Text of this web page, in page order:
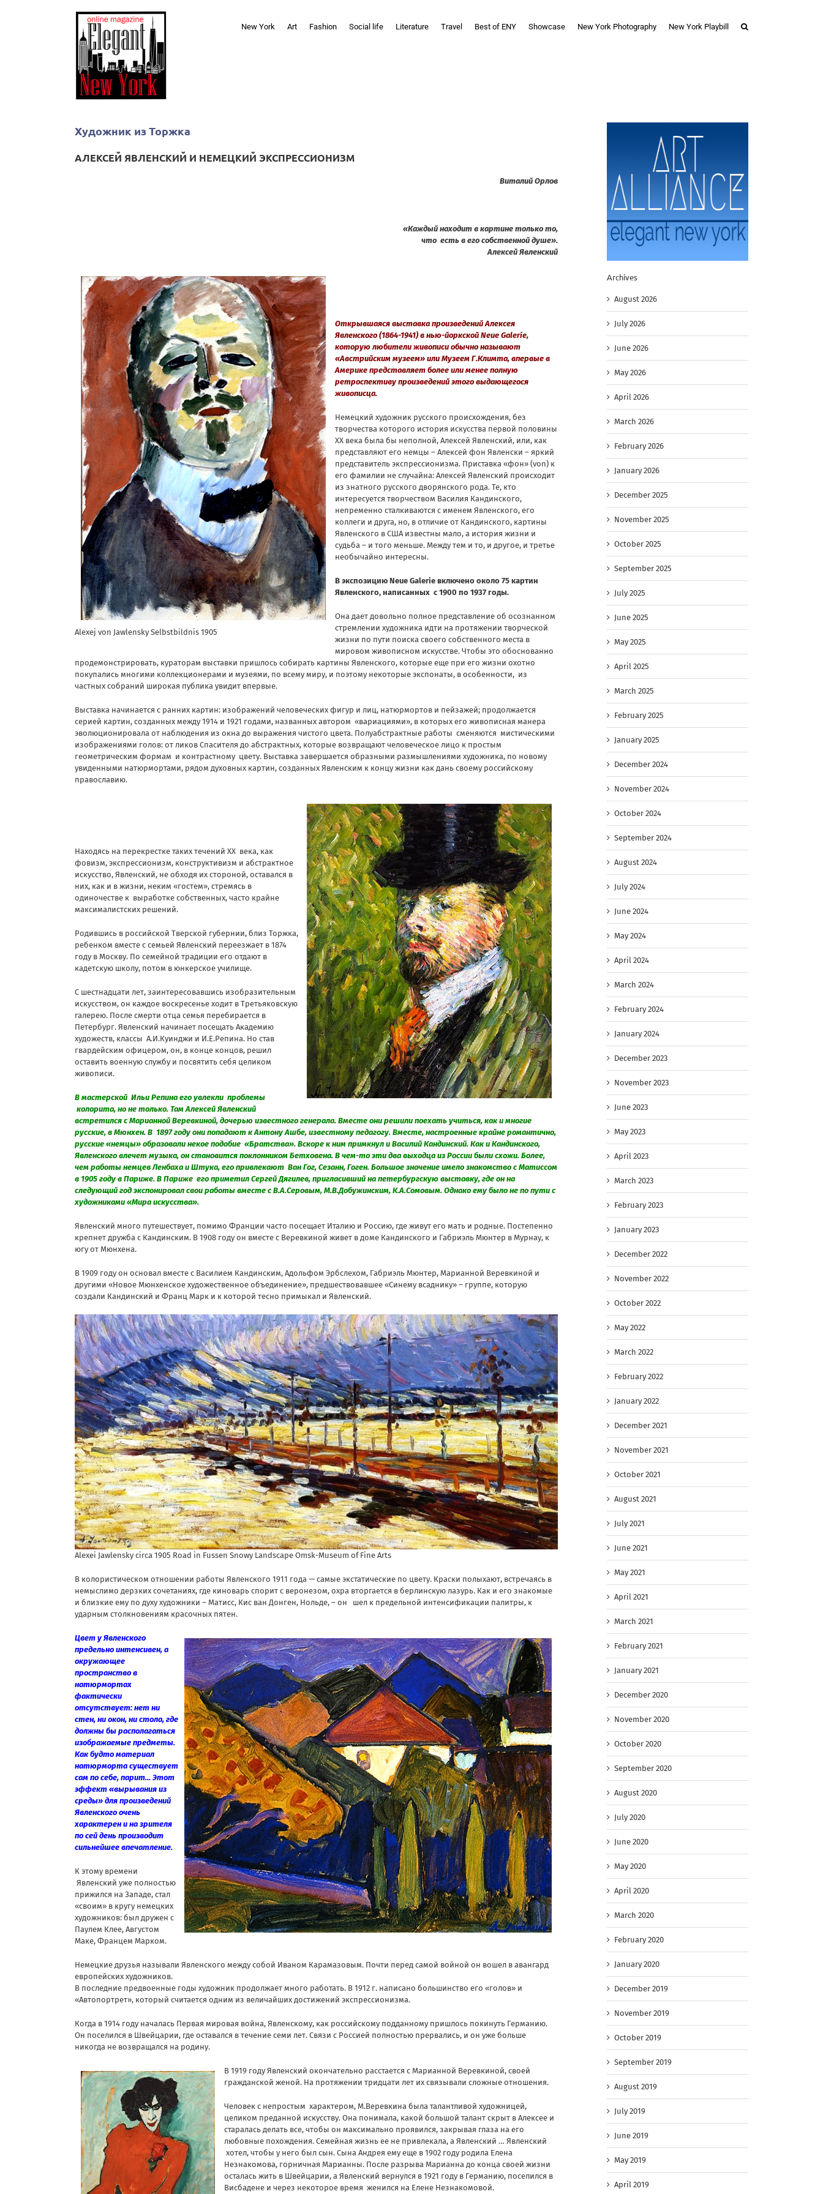
New York Art Fashion Social life Literature Travel Best of ENY Showcase New York Photography New York Playbill
Художник из Торжка
АЛЕКСЕЙ ЯВЛЕНСКИЙ И НЕМЕЦКИЙ ЭКСПРЕССИОНИЗМ
Виталий Орлов
«Каждый находит в картине только то,
что есть в его собственной душе».
Алексей Явленский
Alexej von Jawlensky Selbstbildnis 1905
Открывшаяся выставка произведений Алексея
Явленского (1864-1941) в нью-йоркской Neue Galerie,
которую любители живописи обычно называют
«Австрийским музеем» или Музеем Г.Климта, впервые в
Америке представляет более или менее полную
ретроспективу произведений этого выдающегося
живописца.
Немецкий художник русского происхождения, без
творчества которого история искусства первой половины
ХХ века была бы неполной, Алексей Явленский, или, как
представляют его немцы – Алексей фон Явленски – яркий
представитель экспрессионизма. Приставка «фон» (von) к
его фамилии не случайна: Алексей Явленский происходит
из знатного русского дворянского рода. Те, кто
интересуется творчеством Василия Кандинского,
непременно сталкиваются с именем Явленского, его
коллеги и друга, но, в отличие от Кандинского, картины
Явленского в США известны мало, а история жизни и
судьба – и того меньше. Между тем и то, и другое, и третье
необычайно интересны.
В экспозицию Neue Galerie включено около 75 картин
Явленского, написанных с 1900 по 1937 годы.
Она дает довольно полное представление об осознанном
стремлении художника идти на протяжении творческой
жизни по пути поиска своего собственного места в
мировом живописном искусстве. Чтобы это обоснованно
продемонстрировать, кураторам выставки пришлось собирать картины Явленского, которые еще при его жизни охотно
покупались многими коллекционерами и музеями, по всему миру, и поэтому некоторые экспонаты, в особенности, из
частных собраний широкая публика увидит впервые.
Выставка начинается с ранних картин: изображений человеческих фигур и лиц, натюрмортов и пейзажей; продолжается
серией картин, созданных между 1914 и 1921 годами, названных автором «вариациями», в которых его живописная манера
эволюционировала от наблюдения из окна до выражения чистого цвета. Полуабстрактные работы сменяются мистическими
изображениями голов: от ликов Спасителя до абстрактных, которые возвращают человеческое лицо к простым
геометрическим формам и контрастному цвету. Выставка завершается образными размышлениями художника, по новому
увиденными натюрмортами, рядом духовных картин, созданных Явленским к концу жизни как дань своему российскому
православию.
Находясь на перекрестке таких течений ХХ века, как
фовизм, экспрессионизм, конструктивизм и абстрактное
искусство, Явленский, не обходя их стороной, оставался в
них, как и в жизни, неким «гостем», стремясь в
одиночестве к выработке собственных, часто крайне
максималистских решений.
Родившись в российской Тверской губернии, близ Торжка,
ребенком вместе с семьей Явленский переезжает в 1874
году в Москву. По семейной традиции его отдают в
кадетскую школу, потом в юнкерское училище.
С шестнадцати лет, заинтересовавшись изобразительным
искусством, он каждое воскресенье ходит в Третьяковскую
галерею. После смерти отца семья перебирается в
Петербург. Явленский начинает посещать Академию
художеств, классы А.И.Куинджи и И.Е.Репина. Но став
гвардейским офицером, он, в конце концов, решил
оставить военную службу и посвятить себя целиком
живописи.
В мастерской Ильи Репина его увлекли проблемы
колорита, но не только. Там Алексей Явленский
встретился с Марианной Веревкиной, дочерью известного генерала. Вместе они решили поехать учиться, как и многие
русские, в Мюнхен. В 1897 году они попадают к Антону Ашбе, известному педагогу. Вместе, настроенные крайне романтично,
русские «немцы» образовали некое подобие «Братства». Вскоре к ним примкнул и Василий Кандинский. Как и Кандинского,
Явленского влечет музыка, он становится поклонником Бетховена. В чем-то эти два выходца из России были схожи. Более,
чем работы немцев Ленбаха и Штука, его привлекают Ван Гог, Сезанн, Гоген. Большое значение имело знакомство с Матиссом
в 1905 году в Париже. В Париже его приметил Сергей Дягилев, пригласивший на петербургскую выставку, где он на
следующий год экспонировал свои работы вместе с В.А.Серовым, М.В.Добужинским, К.А.Сомовым. Однако ему было не по пути с
художниками «Мира искусства».
Явленский много путешествует, помимо Франции часто посещает Италию и Россию, где живут его мать и родные. Постепенно
крепнет дружба с Кандинским. В 1908 году он вместе с Веревкиной живет в доме Кандинского и Габриэль Мюнтер в Мурнау, к
югу от Мюнхена.
В 1909 году он основал вместе с Василием Кандинским, Адольфом Эрбслехом, Габриэль Мюнтер, Марианной Веревкиной и
другими «Новое Мюнхенское художественное объединение», предшествовавшее «Синему всаднику» – группе, которую
создали Кандинский и Франц Марк и к которой тесно примыкал и Явленский.
Alexei Jawlensky circa 1905 Road in Fussen Snowy Landscape Omsk-Museum of Fine Arts
В колористическом отношении работы Явленского 1911 года — самые экстатические по цвету. Краски полыхают, встречаясь в
немыслимо дерзких сочетаниях, где киноварь спорит с веронезом, охра вторгается в берлинскую лазурь. Как и его знакомые
и близкие ему по духу художники – Матисс, Кис ван Донген, Нольде, – он шел к предельной интенсификации палитры, к
ударным столкновениям красочных пятен.
Цвет у Явленского
предельно интенсивен, а
окружающее
пространство в
натюрмортах
фактически
отсутствует: нет ни
стен, ни окон, ни стола, где
должны бы располагаться
изображаемые предметы.
Как будто материал
натюрморта существует
сам по себе, парит… Этот
эффект «вырывания из
среды» для произведений
Явленского очень
характерен и на зрителя
по сей день производит
сильнейшее впечатление.
К этому времени
Явленский уже полностью
прижился на Западе, стал
«своим» в кругу немецких
художников: был дружен с
Паулем Клее, Августом
Маке, Францем Марком.
Немецкие друзья называли Явленского между собой Иваном Карамазовым. Почти перед самой войной он вошел в авангард
европейских художников.
В последние предвоенные годы художник продолжает много работать. В 1912 г. написано большинство его «голов» и
«Автопортрет», который считается одним из величайших достижений экспрессионизма.
Когда в 1914 году началась Первая мировая война, Явленскому, как российскому подданному пришлось покинуть Германию.
Он поселился в Швейцарии, где оставался в течение семи лет. Связи с Россией полностью прервались, и он уже больше
никогда не возвращался на родину.
В 1919 году Явленский окончательно расстается с Марианной Веревкиной, своей
гражданской женой. На протяжении тридцати лет их связывали сложные отношения.
Человек с непростым характером, М.Веревкина была талантливой художницей,
целиком преданной искусству. Она понимала, какой большой талант скрыт в Алексее и
старалась делать все, чтобы он максимально проявился, закрывая глаза на его
любовные похождения. Семейная жизнь ее не привлекала, а Явленский … Явленский
хотел, чтобы у него был сын. Сына Андрея ему еще в 1902 году родила Елена
Незнакомова, горничная Марианны. После разрыва Марианна до конца своей жизни
осталась жить в Швейцарии, а Явленский вернулся в 1921 году в Германию, поселился в
Висбадене и через некоторое время женился на Елене Незнакомовой.
Archives
August 2026
July 2026
June 2026
May 2026
April 2026
March 2026
February 2026
January 2026
December 2025
November 2025
October 2025
September 2025
July 2025
June 2025
May 2025
April 2025
March 2025
February 2025
January 2025
December 2024
November 2024
October 2024
September 2024
August 2024
July 2024
June 2024
May 2024
April 2024
March 2024
February 2024
January 2024
December 2023
November 2023
June 2023
May 2023
April 2023
March 2023
February 2023
January 2023
December 2022
November 2022
October 2022
May 2022
March 2022
February 2022
January 2022
December 2021
November 2021
October 2021
August 2021
July 2021
June 2021
May 2021
April 2021
March 2021
February 2021
January 2021
December 2020
November 2020
October 2020
September 2020
August 2020
July 2020
June 2020
May 2020
April 2020
March 2020
February 2020
January 2020
December 2019
November 2019
October 2019
September 2019
August 2019
July 2019
June 2019
May 2019
April 2019